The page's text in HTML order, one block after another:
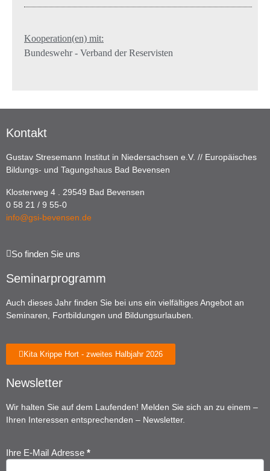
Kooperation(en) mit:
Bundeswehr - Verband der Reservisten
Kontakt
Gustav Stresemann Institut in Niedersachsen e.V. // Europäisches
Bildungs- und Tagungshaus Bad Bevensen
Klosterweg 4 . 29549 Bad Bevensen
0 58 21 / 9 55-0
info@gsi-bevensen.de
So finden Sie uns
Seminarprogramm
Auch dieses Jahr finden Sie bei uns ein vielfältiges Angebot an
Seminaren, Fortbildungen und Bildungsurlauben.
Kita Krippe Hort - zweites Halbjahr 2026
Newsletter
Wir halten Sie auf dem Laufenden! Melden Sie sich an zu einem –
Ihren Interessen entsprechenden – Newsletter.
Newsletter
Ihre E-Mail Adresse *